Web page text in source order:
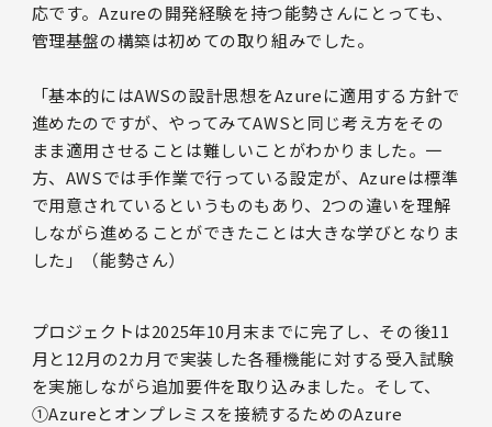
応です。Azureの開発経験を持つ能勢さんにとっても、
管理基盤の構築は初めての取り組みでした。
「基本的にはAWSの設計思想をAzureに適用する方針で
進めたのですが、やってみてAWSと同じ考え方をその
まま適用させることは難しいことがわかりました。一
方、AWSでは手作業で行っている設定が、Azureは標準
で用意されているというものもあり、2つの違いを理解
しながら進めることができたことは大きな学びとなりま
した」（能勢さん）
プロジェクトは2025年10月末までに完了し、その後11
月と12月の2カ月で実装した各種機能に対する受入試験
を実施しながら追加要件を取り込みました。そして、
①Azureとオンプレミスを接続するためのAzure